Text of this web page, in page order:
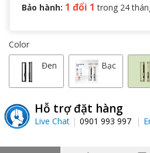
Bảo hành: 1 đổi 1 trong 24
Color
Đen
Bạc
Hỗ trợ đặt hàng
Live Chat 0901 993 997